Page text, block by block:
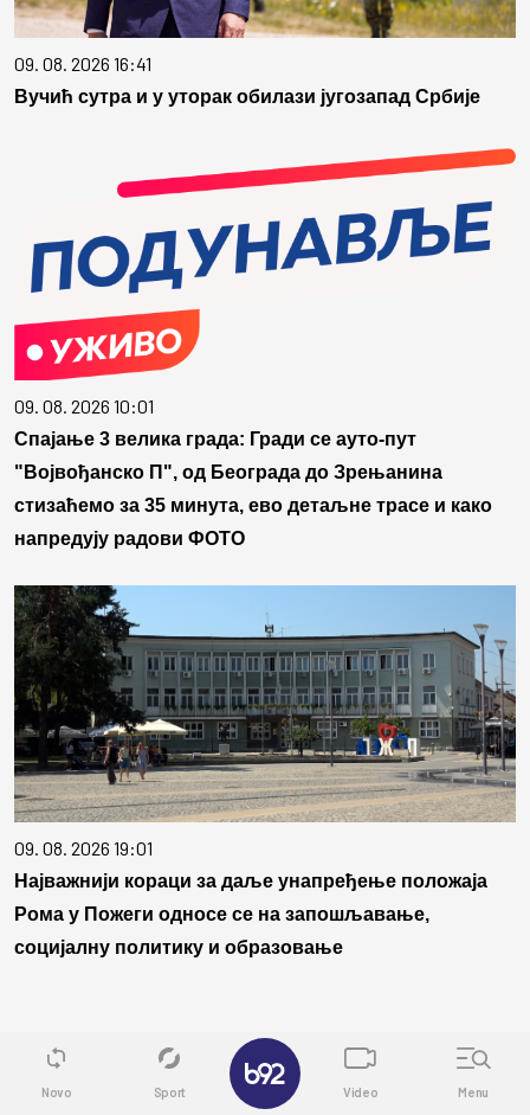
09. 08. 2026 16:41
Вучић сутра и у уторак обилази југозапад Србије
09. 08. 2026 10:01
Спајање 3 велика града: Гради се ауто-пут
"Војвођанско П", од Београда до Зрењанина
стизаћемо за 35 минута, ево детаљне трасе и како
напредују радови ФОТО
09. 08. 2026 19:01
Најважнији кораци за даље унапређење положаја
Рома у Пожеги односе се на запошљавање,
социјалну политику и образовање
Povezane vesti
Novo Sport Video Menu
✕